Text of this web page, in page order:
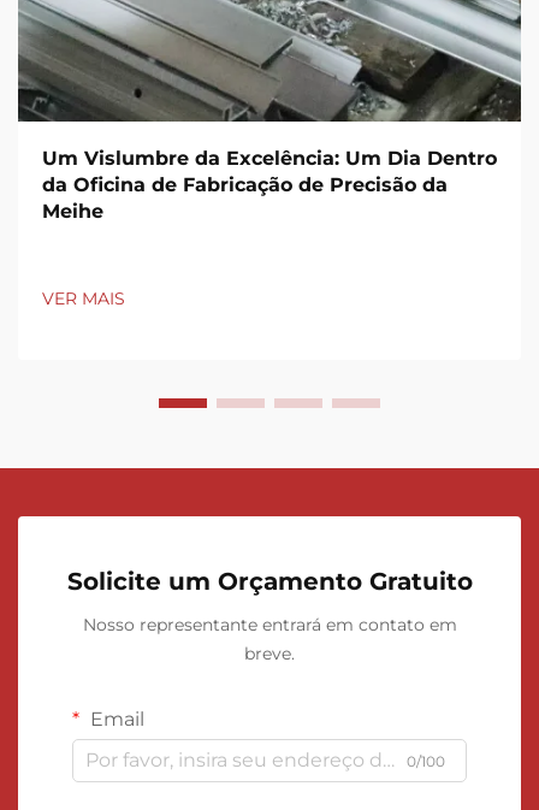
Um Vislumbre da Excelência: Um Dia Dentro
da Oficina de Fabricação de Precisão da
Meihe
VER MAIS
Solicite um Orçamento Gratuito
Nosso representante entrará em contato em
breve.
Email
0/100